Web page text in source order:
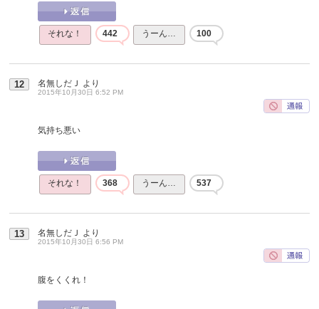
それな！ 442 うーん… 100
12 名無しだＪ より
2015年10月30日 6:52 PM
気持ち悪い
それな！ 368 うーん… 537
13 名無しだＪ より
2015年10月30日 6:56 PM
腹をくくれ！